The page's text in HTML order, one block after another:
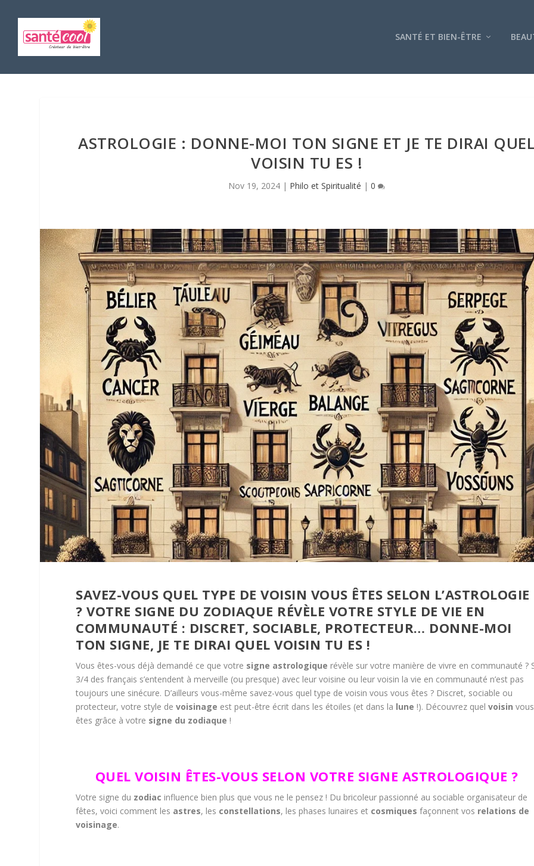
SANTÉ ET BIEN-ÊTRE
ASTROLOGIE : DONNE-MOI TON SIGNE ET JE TE DIRAI
VOISIN TU ES !
Nov 19, 2024 | Philo et Spiritualité |0
SAVEZ-VOUS QUEL TYPE DE VOISIN VOUS ÊTES SELON L’ASTROLOGIE
? VOTRE SIGNE DU ZODIAQUE RÉVÈLE VOTRE STYLE DE VIE EN
COMMUNAUTÉ : DISCRET, SOCIABLE, PROTECTEUR… DONNE-MOI
TON SIGNE, JE TE DIRAI QUEL VOISIN TU ES !
Vous êtes-vous déjà demandé ce que votre signe astrologique révèle sur votre manière de vivre en communauté ?
3/4 des français s’entendent à merveille (ou presque) avec leur voisine ou leur voisin la vie en communauté n’est pas
toujours une sinécure. D’ailleurs vous-même savez-vous quel type de voisin vous vous êtes ? Discret, sociable ou
protecteur, votre style devoisinage est peut-être écrit dans les étoiles (et dans la lune !). Découvrez quelvoisin vous
êtes grâce à votre signe du zodiaque !
QUEL VOISIN ÊTES-VOUS SELON VOTRE SIGNE ASTROLOGIQUE ?
Votre signe du zodiac influence bien plus que vous ne le pensez ! Du bricoleur passionné au sociable organisateur de
fêtes, voici comment les astres, les constellations, les phases lunaires et cosmiques façonnent vos relations de
voisinage.